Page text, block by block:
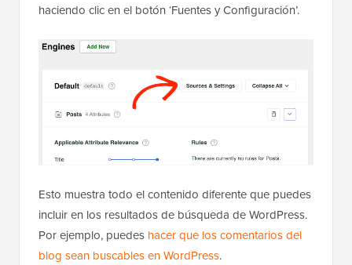
haciendo clic en el botón ‘Fuentes y Configuración’.
Esto muestra todo el contenido diferente que puedes
incluir en los resultados de búsqueda de WordPress.
Por ejemplo, puedes hacer que los comentarios del
blog sean buscables en WordPress.